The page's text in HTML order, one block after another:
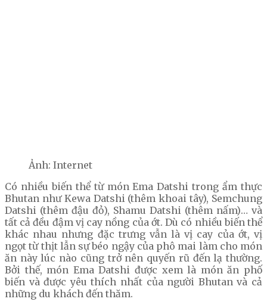
Ảnh: Internet
Có nhiều biến thể từ món Ema Datshi trong ẩm thực
Bhutan như Kewa Datshi (thêm khoai tây), Semchung
Datshi (thêm đậu đỏ), Shamu Datshi (thêm nấm)… và
tất cả đều đậm vị cay nồng của ớt. Dù có nhiều biến thể
khác nhau nhưng đặc trưng vẫn là vị cay của ớt, vị
ngọt từ thịt lẫn sự béo ngậy của phô mai làm cho món
ăn này lúc nào cũng trở nên quyến rũ đến lạ thường.
Bởi thế, món Ema Datshi được xem là món ăn phố
biến và được yêu thích nhất của người Bhutan và cả
những du khách đến thăm.